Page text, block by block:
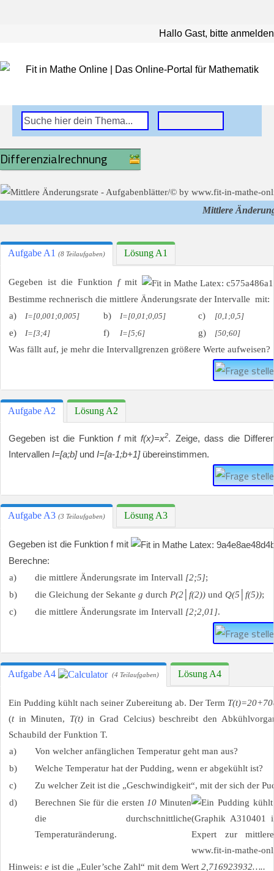
Hallo Gast, bitte anmelden
Differenzialrechnung
Mittlere
Aufgabe A1 (8 Teilaufgaben) Lösung A1
Gegeben ist die Funktion fmit
Bestimme rechnerisch die mittlere Änderungsrate der Intervalle mit:
a)
I=[0,001;0,005] b) I=[0,01;0,05] c) [0,1;0,5]
e) I=[3;4] f) I=[5;6] g) [50;60]
Was fällt auf, je mehr die Intervallgrenzen größere Werte aufweisen?
Aufgabe A2 Lösung A2
Gegeben ist die Funktionfmitf(x)=x2. Zeige, dass die
Intervallen I=[a;b]und I=[a-1;b+1]übereinstimmen.
Aufgabe A3 (3 Teilaufgaben) Lösung A3
Gegeben ist die Funktion f mit
Berechne:
a)
die mittlere Änderungsrate im Intervall [2;5];
b)
die Gleichung der Sekante g durch P(2│f(2)) und Q(5│f(5));
c)
die mittlere Änderungsrate im Intervall [2;2,01].
Aufgabe A4 (4 Teilaufgaben) Lösung A4
Ein Pudding kühlt nach seiner Zubereitung ab. Der Term
(tin Minuten, T(t)in Grad Celcius) beschreibt den
Schaubild der Funktion T.
a)
Von welcher anfänglichen Temperatur geht man aus?
b)
Welche Temperatur hat der Pudding, wenn er abgekühlt ist?
c)
Zu welcher Zeit ist die „Geschwindigkeit“, mit der sich der
d)
Berechnen Sie für die ersten 10 Minuten
die durchschnittliche
Temperaturänderung.
Hinweis: e ist die „Euler’sche Zahl“ mit dem Wert 2,716923932…..